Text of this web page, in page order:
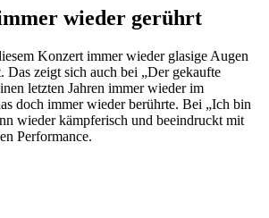
wieder gerührt
Konzert immer wieder glasige Augen
Das zeigt sich auch bei „Der gekaufte
letzten Jahren immer wieder im
doch immer wieder berührte. Bei „Ich bin
wieder kämpferisch und beeindruckt mit
Performance.